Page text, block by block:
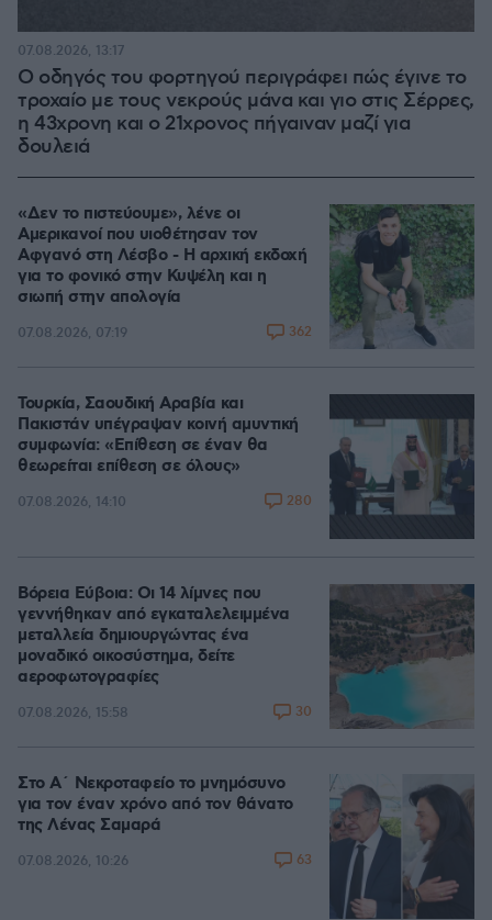
Ο οδηγός του φορτηγού περιγράφει πώς έγινε το
τροχαίο με τους νεκρούς μάνα και γιο στις Σέρρες,
η 43χρονη και ο 21χρονος πήγαιναν μαζί για
δουλειά
07.08.2026, 13:17
«Δεν το πιστεύουμε», λένε οι
Αμερικανοί που υιοθέτησαν τον
Αφγανό στη Λέσβο - Η αρχική εκδοχή
για το φονικό στην Κυψέλη και η
σιωπή στην απολογία
07.08.2026, 07:19 362
Τουρκία, Σαουδική Αραβία και
Πακιστάν υπέγραψαν κοινή αμυντική
συμφωνία: «Επίθεση σε έναν θα
θεωρείται επίθεση σε όλους»
07.08.2026, 14:10 280
Βόρεια Εύβοια: Οι 14 λίμνες που
γεννήθηκαν από εγκαταλελειμμένα
μεταλλεία δημιουργώντας ένα
μοναδικό οικοσύστημα, δείτε
αεροφωτογραφίες
07.08.2026, 15:58 30
Στο Α΄ Νεκροταφείο το μνημόσυνο
για τον έναν χρόνο από τον θάνατο
της Λένας Σαμαρά
07.08.2026, 10:26 63